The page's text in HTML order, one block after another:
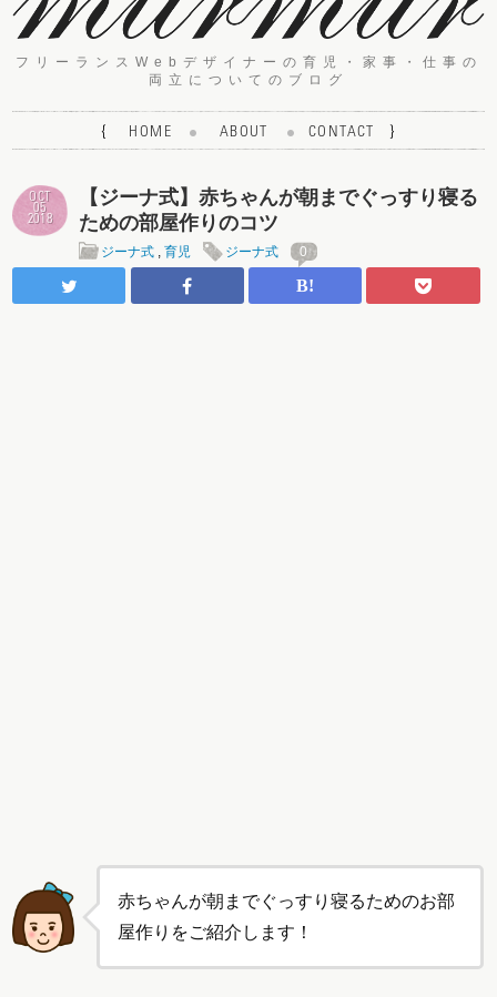
フリーランスWebデザイナーの育児・家事・仕事の
両立についてのブログ
{ HOME ABOUT CONTACT }
OCT
05
2018
【ジーナ式】赤ちゃんが朝までぐっすり寝る
ための部屋作りのコツ
ジーナ式, 育児 ジーナ式 0
赤ちゃんが朝までぐっすり寝るためのお部
屋作りをご紹介します！